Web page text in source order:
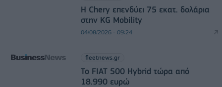
Η Chery επενδύει 75 εκατ. δολάρια
στην KG Mobility
04/08/2026 - 09:24
fleetnews.gr
Το FIAT 500 Hybrid τώρα από
18.990 ευρώ